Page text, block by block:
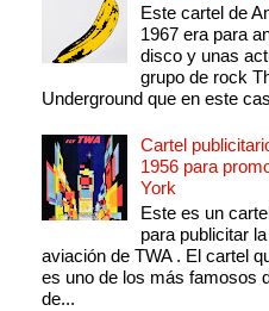
Este cartel de
1967 era para
disco y unas
grupo de rock
Underground que en este
Cartel
1956 para
York
Este es un
para publicitar
aviación de TWA . El cartel
es uno de los más famosos
de...